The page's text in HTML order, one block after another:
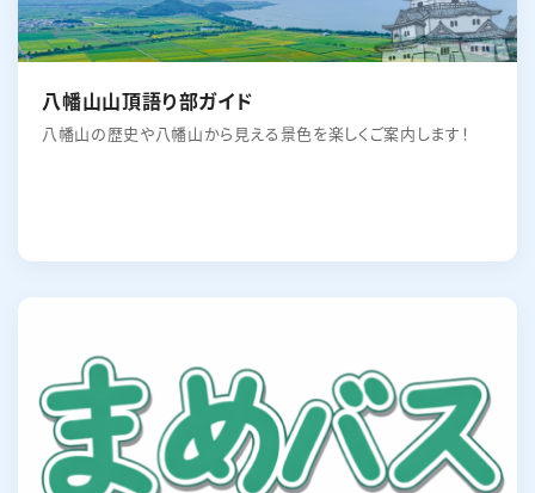
八幡山山頂語り部ガイド
八幡山の歴史や八幡山から見える景色を楽しくご案内します！